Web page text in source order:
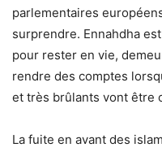
parlementaires
surprendre. Ennahdha
pour rester en vie,
rendre des comptes
et très brûlants vont être
La fuite en avant des